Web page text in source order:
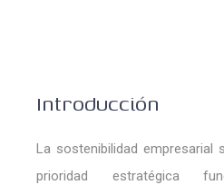
Introducción
La sostenibilidad empresarial
prioridad estratégica